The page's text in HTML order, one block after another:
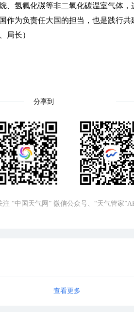
、氢氟化碳等非二氧化碳温室气体
作为负责任大国的担当，也是践行
局长）
分享到
注 “中国天气网” 微信公众号、“天气管家
查看更多